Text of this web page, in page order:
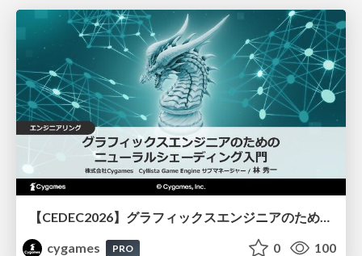
【CEDEC2026】グラフィックスエンジニアのためのニューラルシェーディング入門
cygames
PRO 0 100